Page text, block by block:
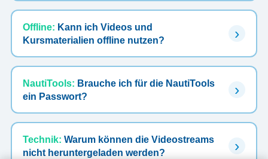
Offline: Kann ich Videos und
Kursmaterialien offline nutzen?
NautiTools: Brauche ich für die NautiTools
ein Passwort?
Technik: Warum können die Videostreams
nicht heruntergeladen werden?